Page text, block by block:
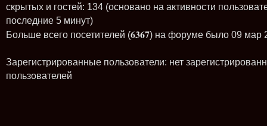
скрытых и гостей: 134 (основано на активности
последние 5 минут)
Больше всего посетителей (6367) на форуме было 09 мар
Зарегистрированные пользователи: нет
пользователей